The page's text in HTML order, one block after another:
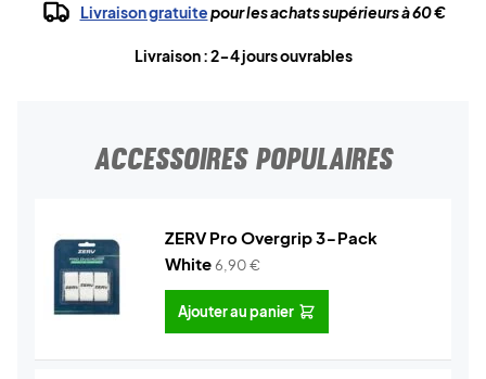
Livraison gratuitepour les achats supérieurs à 60 €
Livraison : 2-4 jours ouvrables
ACCESSOIRES POPULAIRES
ZERV Pro Overgrip 3-Pack
White6,90€
Ajouter au panier